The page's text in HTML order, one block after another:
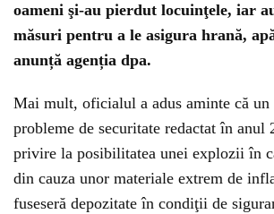
oameni şi-au pierdut locuinţele, iar
măsuri pentru a le asigura hrană,
anunță agenția dpa.
Mai mult, oficialul a adus aminte că un
probleme de securitate redactat în anul
privire la posibilitatea unei explozii în
din cauza unor materiale extrem de
fuseseră depozitate în condiţii de